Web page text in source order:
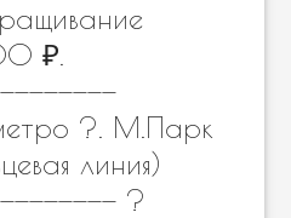
₽.
?. М.Парк
линия)
?